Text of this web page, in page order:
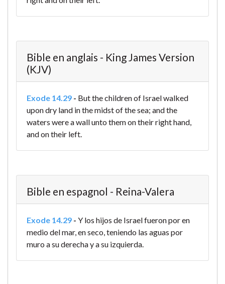
Bible en anglais - King James Version
(KJV)
Exode 14.29 - But the children of Israel walked
upon dry land in the midst of the sea; and the
waters were a wall unto them on their right hand,
and on their left.
Bible en espagnol - Reina-Valera
Exode 14.29 - Y los hijos de Israel fueron por en
medio del mar, en seco, teniendo las aguas por
muro a su derecha y a su izquierda.